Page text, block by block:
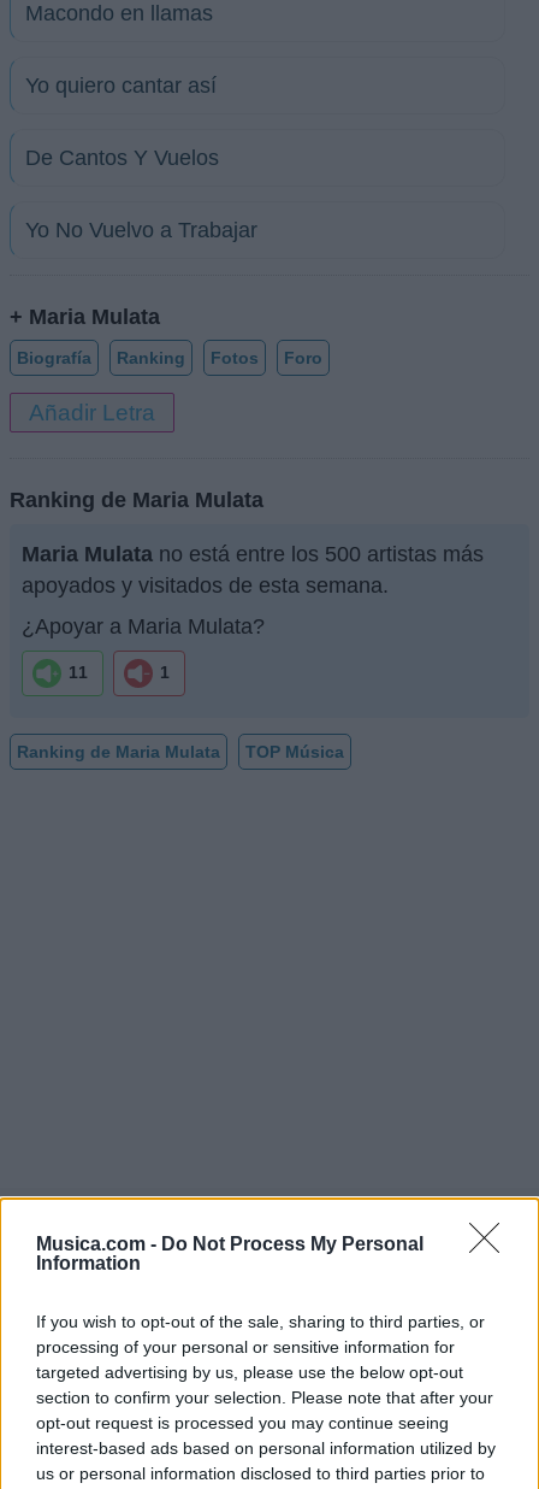
Musica.com - Do Not Process My Personal
Information
If you wish to opt-out of the sale, sharing to third parties, or
processing of your personal or sensitive information for
targeted advertising by us, please use the below opt-out
section to confirm your selection. Please note that after your
opt-out request is processed you may continue seeing
interest-based ads based on personal information utilized by
us or personal information disclosed to third parties prior to
Macondo en llamas
Yo quiero cantar así
De Cantos Y Vuelos
Yo No Vuelvo a Trabajar
+ Maria Mulata
Biografía Ranking Fotos Foro
Añadir Letra
Ranking de Maria Mulata
Maria Mulata no está entre los 500 artistas más
apoyados y visitados de esta semana.
¿Apoyar a Maria Mulata?
11 1
Ranking de Maria Mulata TOP Música
Ver perfil
@musicapuntocom Ver perfil